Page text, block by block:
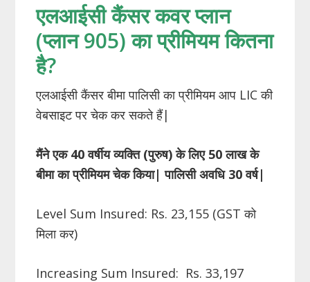
एलआईसी कैंसर कवर प्लान
(प्लान 905) का प्रीमियम कितना
है?
एलआईसी कैंसर बीमा पालिसी का प्रीमियम आप LIC की
वेबसाइट पर चेक कर सकते हैं|
मैंने एक 40 वर्षीय व्यक्ति (पुरुष) के लिए 50 लाख के
बीमा का प्रीमियम चेक किया| पालिसी अवधि 30 वर्ष|
Level Sum Insured: Rs. 23,155 (GST को
मिला कर)
Increasing Sum Insured: Rs. 33,197